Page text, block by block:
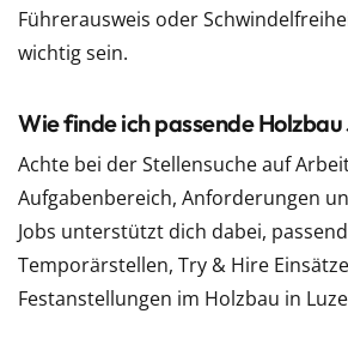
Führerausweis oder
wichtig sein.
Wie finde ich passende Holzbau
Achte bei der Stellensuche auf
Aufgabenbereich, Anforderungen
Jobs unterstützt dich dabei,
Temporärstellen, Try & Hire
Festanstellungen im Holzbau in